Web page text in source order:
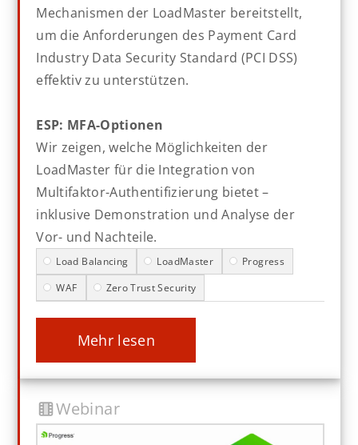
Mechanismen der LoadMaster bereitstellt,
um die Anforderungen des Payment Card
Industry Data Security Standard (PCI DSS)
effektiv zu unterstützen.
ESP: MFA-Optionen
Wir zeigen, welche Möglichkeiten der
LoadMaster für die Integration von
Multifaktor-Authentifizierung bietet –
inklusive Demonstration und Analyse der
Vor- und Nachteile.
Load Balancing LoadMaster
Progress
WAF
Zero Trust Security
mehr lesen
Webinar